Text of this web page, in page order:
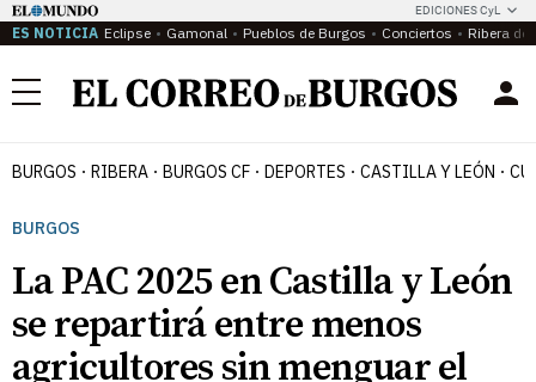
EDICIONES CyL
ES NOTICIA Eclipse Gamonal Pueblos de Burgos Conciertos Ribera del
Menú
BURGOS RIBERA BURGOS CF DEPORTES CASTILLA Y LEÓN
BURGOS
La PAC 2025 en Castilla y León
se repartirá entre menos
agricultores sin menguar el